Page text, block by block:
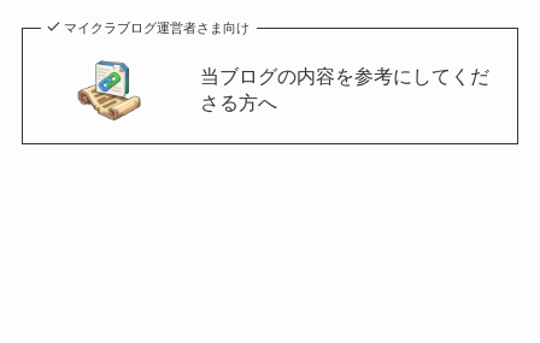
マイクラブログ運営者さま向け
当ブログの内容を参考にしてくだ
さる方へ